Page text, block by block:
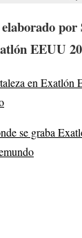
por
EEUU
en Exatlón
se graba